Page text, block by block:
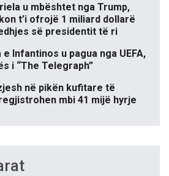
u mbështet nga Trump,
t’i ofrojë 1 miliard dollarë
së presidentit të ri
Infantinos u pagua nga UEFA,
i “The Telegraph”
në pikën kufitare të
mbi 41 mijë hyrje